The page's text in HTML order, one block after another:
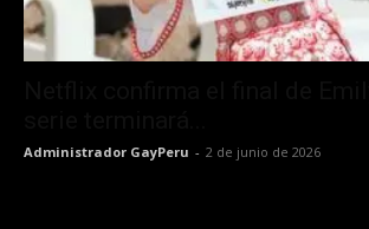
Administrador GayPeru - 2 de junio de 2026